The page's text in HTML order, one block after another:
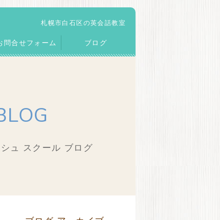
札幌市白石区の英会話教室
問合せフォーム ブログ
ュ スクール ブログ